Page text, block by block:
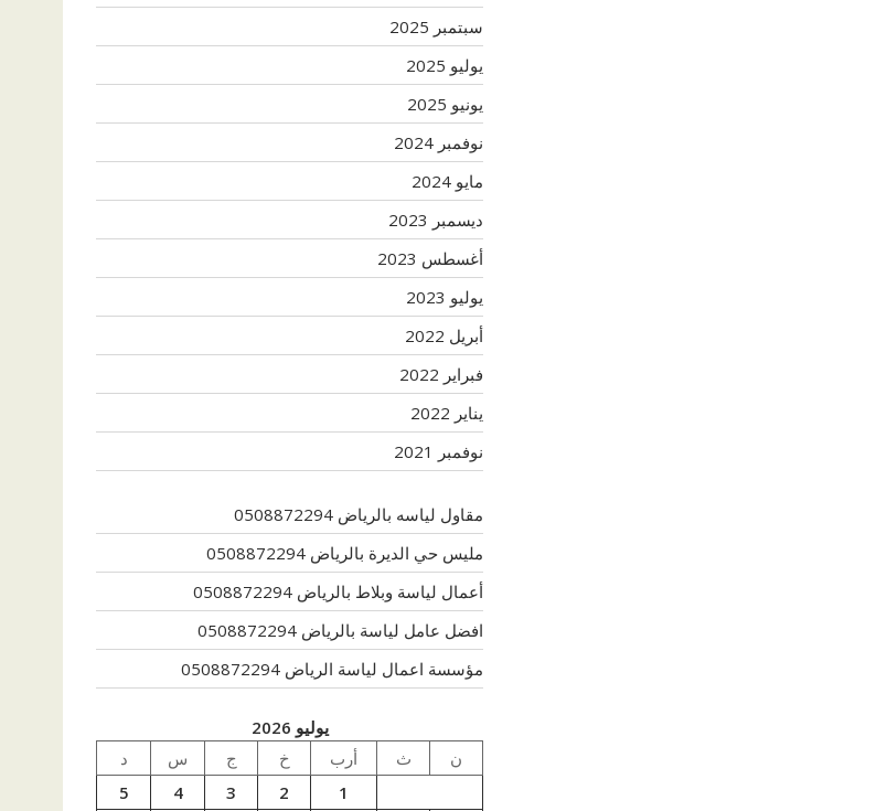
سبتمبر 2025
يوليو 2025
يونيو 2025
نوفمبر 2024
مايو 2024
ديسمبر 2023
أغسطس 2023
يوليو 2023
أبريل 2022
فبراير 2022
يناير 2022
نوفمبر 2021
مقاول لياسه بالرياض 0508872294
مليس حي الديرة بالرياض 0508872294
أعمال لياسة وبلاط بالرياض 0508872294
افضل عامل لياسة بالرياض 0508872294
مؤسسة اعمال لياسة الرياض 0508872294
يوليو 2026
ن
ث أرب خ ج س
د
1
2
3
4
5